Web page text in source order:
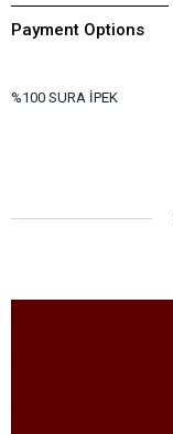
Payment Options
%100 SURA İPEK